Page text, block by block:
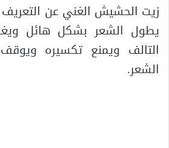
زيت الحشيش الغني عن التعريف
يطول الشعر بشكل هائل
التالف ويمنع تكسيره
الشعر.